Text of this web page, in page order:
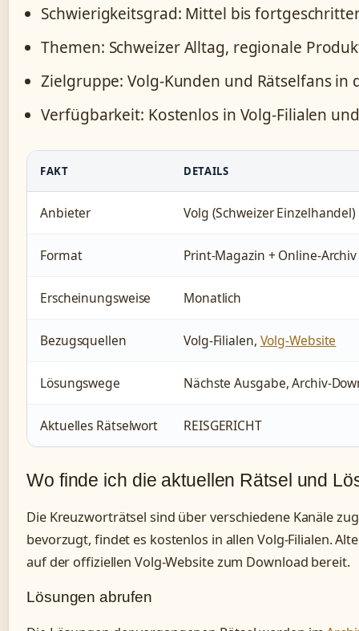
Schwierigkeitsgrad: Mittel bis
Themen: Schweizer Alltag, regionale
Zielgruppe: Volg-Kunden und Rätselfans in
Verfügbarkeit: Kostenlos in Volg-Filialen
FAKT DETAILS
Anbieter Volg (Schweizer Einzelhandel)
Format Print-Magazin + Online-Archiv
Erscheinungsweise Monatlich
Bezugsquellen Volg-Filialen, Volg-Website
Lösungswege Nächste Ausgabe, Archiv-
Aktuelles Rätselwort REISGERICHT
Wo finde ich die aktuellen Rätsel und
Die Kreuzworträtsel sind über verschiedene Kanäle
bevorzugt, findet es kostenlos in allen Volg-Filialen.
auf der offiziellen Volg-Website zum Download bereit.
Lösungen abrufen